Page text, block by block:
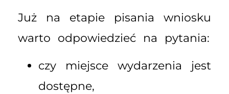
Już na etapie pisania wniosku
warto odpowiedzieć na pytania:
czy miejsce wydarzenia jest
dostępne,